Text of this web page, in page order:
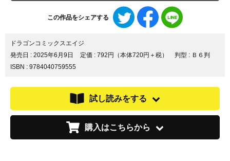
この作品をシェアする
Twitter
で
ア
Facebook
で
ア
で
ア
ドラゴンコミックスエイジ
発売日 : 2025年6月9日 定価 : 792円（本体720円＋税）
判型 : Ｂ６判
ISBN : 9784040759555
試し読みをする
購入はこちらから